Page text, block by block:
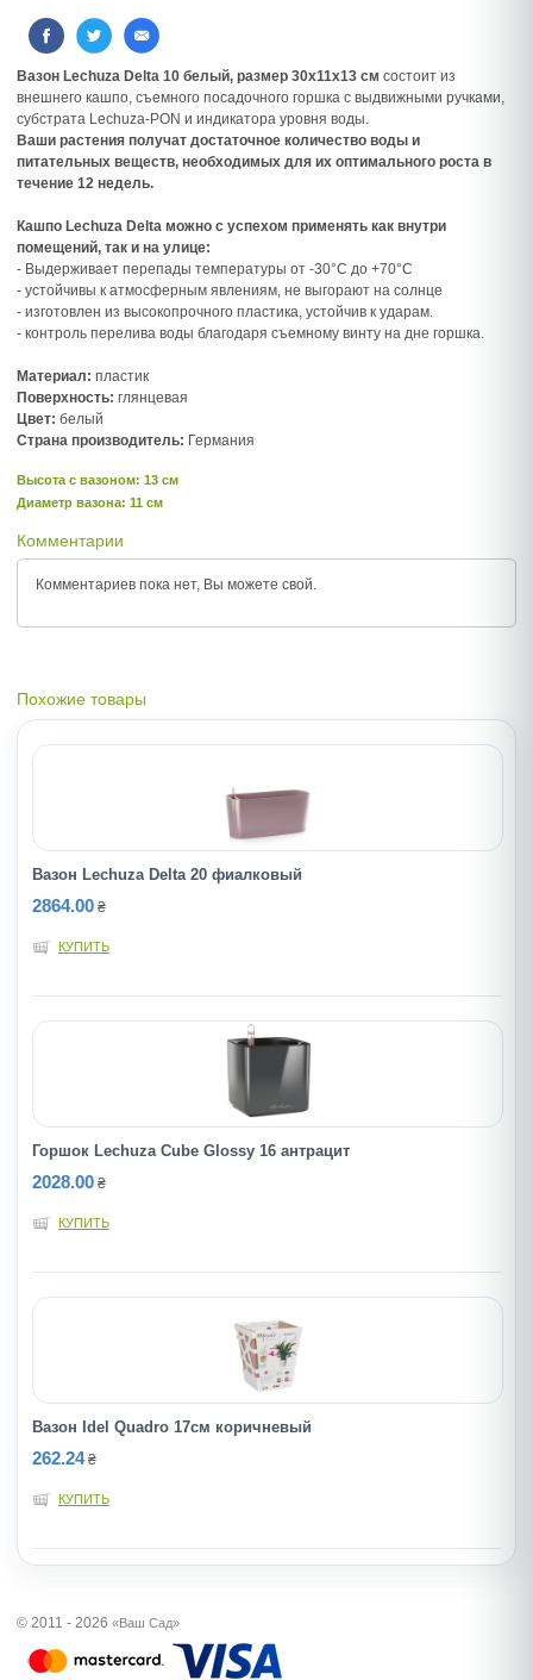
Вазон Lechuza Delta 10 белый, размер 30х11х13 см состоит из
внешнего кашпо, съемного посадочного горшка с выдвижными ручками,
субстрата Lechuza-PON и индикатора уровня воды.
Ваши растения получат достаточное количество воды и
питательных веществ, необходимых для их оптимального роста в
течение 12 недель.
Кашпо Lechuza Delta можно с успехом применять как внутри
помещений, так и на улице:
- Выдерживает перепады температуры от -30°С до +70°С
- устойчивы к атмосферным явлениям, не выгорают на солнце
- изготовлен из высокопрочного пластика, устойчив к ударам.
- контроль перелива воды благодаря съемному винту на дне горшка.
Материал: пластик
Поверхность: глянцевая
Цвет: белый
Страна производитель: Германия
Высота c вазоном: 13 см
Диаметр вазона: 11 см
Комментарии
Комментариев пока нет, Вы можете свой.
Похожие товары
Вазон Lechuza Delta 20 фиалковый
2864.00 ₴
КУПИТЬ
Горшок Lechuza Cube Glossy 16 антрацит
2028.00 ₴
КУПИТЬ
Вазон Idel Quadro 17см коричневый
262.24 ₴
КУПИТЬ
© 2011 - 2026 «Ваш Сад»